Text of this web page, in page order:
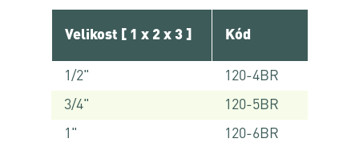
Velikost [ 1 x 2 x 3 ] Kód
1/2"
120-4BR
3/4"
120-5BR
1"
120-6BR